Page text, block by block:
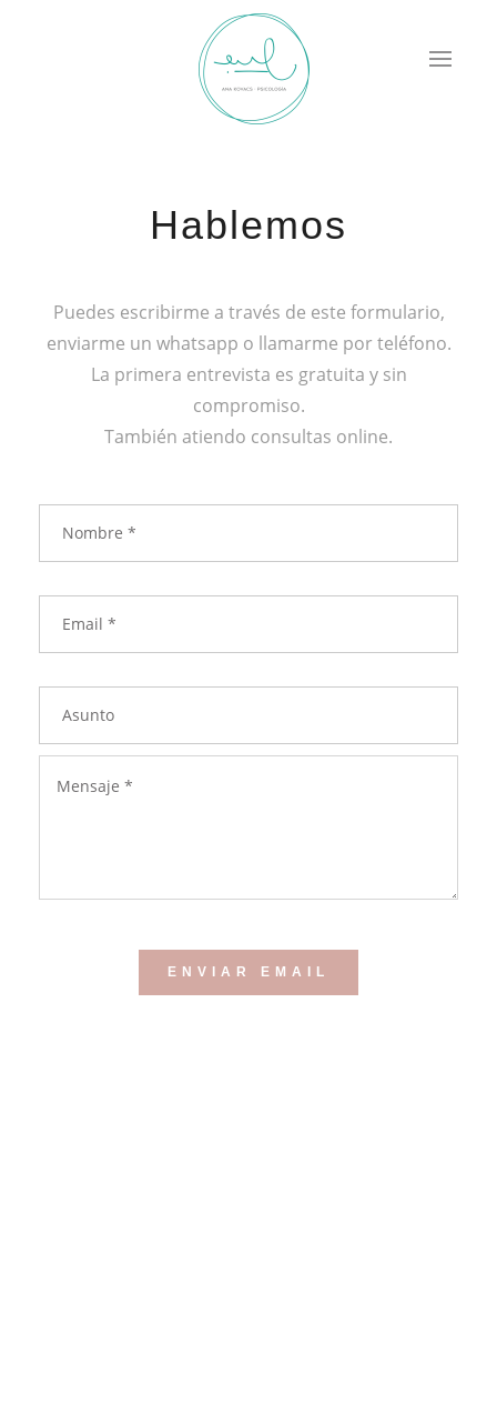
ASESORAMIENTO FAMILIAS
PSICOLOGÍA PERINATAL
Hablemos
Puedes escribirme a través de este formulario,
enviarme un whatsapp o llamarme por teléfono.
La primera entrevista es gratuita y sin
compromiso.
También atiendo consultas online.